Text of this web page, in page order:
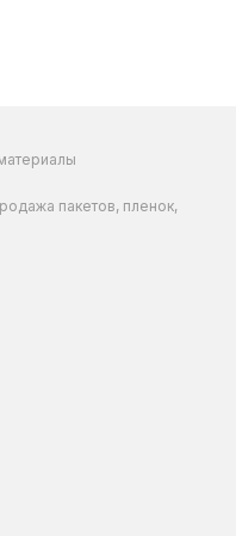
пакетов, пленок,